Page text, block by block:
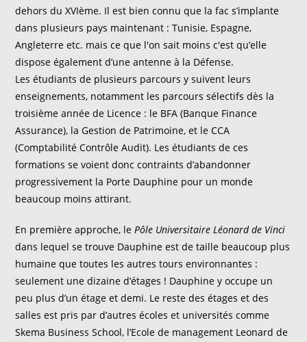
dehors du XVIème. Il est bien connu que la fac s’implante
dans plusieurs pays maintenant : Tunisie, Espagne,
Angleterre etc. mais ce que l'on sait moins c'est qu’elle
dispose également d’une antenne à la Défense.
Les étudiants de plusieurs parcours y suivent leurs
enseignements, notamment les parcours sélectifs dès la
troisième année de Licence : le BFA (Banque Finance
Assurance), la Gestion de Patrimoine, et le CCA
(Comptabilité Contrôle Audit). Les étudiants de ces
formations se voient donc contraints d’abandonner
progressivement la Porte Dauphine pour un monde
beaucoup moins attirant.
En première approche, lePôle Universitaire Léonard de Vinci
dans lequel se trouve Dauphine est de taille beaucoup plus
humaine que toutes les autres tours environnantes :
seulement une dizaine d’étages ! Dauphine y occupe un
peu plus d’un étage et demi. Le reste des étages et des
salles est pris par d’autres écoles et universités comme
Skema Business School, l’Ecole de management Leonard de